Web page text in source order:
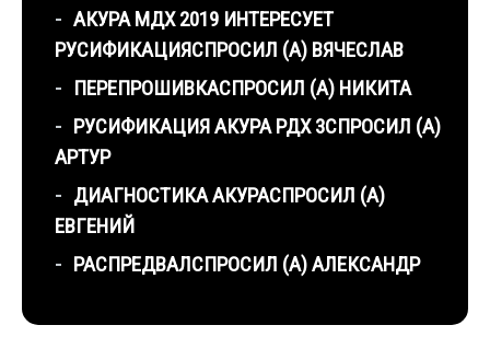
АКУРА МДХ 2019 ИНТЕРЕСУЕТ
РУСИФИКАЦИЯСПРОСИЛ (А) ВЯЧЕСЛАВ
ПЕРЕПРОШИВКАСПРОСИЛ (А) НИКИТА
РУСИФИКАЦИЯ АКУРА РДХ 3СПРОСИЛ (А)
АРТУР
ДИАГНОСТИКА АКУРАСПРОСИЛ (А)
ЕВГЕНИЙ
РАСПРЕДВАЛСПРОСИЛ (А) АЛЕКСАНДР